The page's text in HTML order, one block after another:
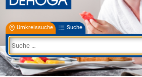
Umkreissuche Suche